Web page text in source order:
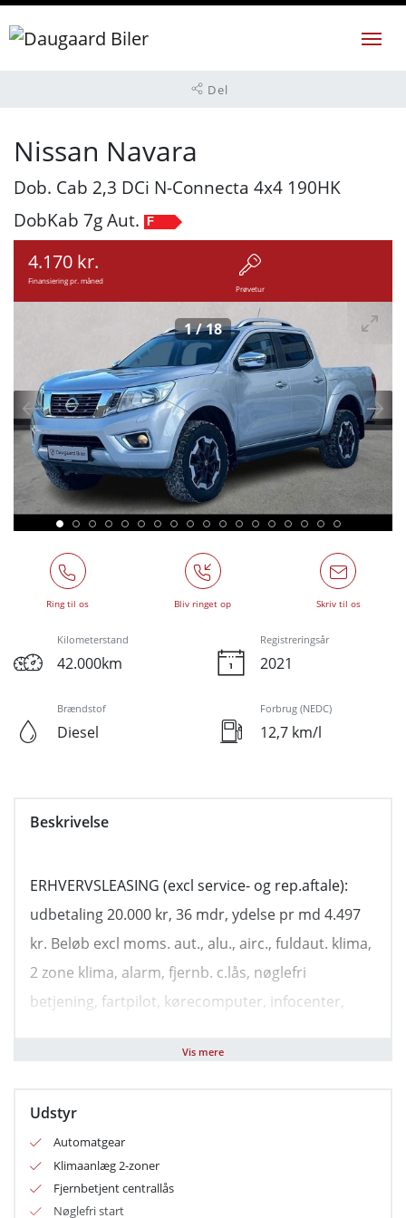
Del
Nissan Navara
Dob. Cab 2,3 DCi N-Connecta 4x4 190HK
DobKab 7g Aut. F
4.170 kr.
Finansiering pr. måned
Prøvetur
1/18
Ring til os Bliv ringet op Skriv til os
Kilometerstand
42.000km
Registreringsår
2021
Brændstof
Diesel
Forbrug (NEDC)
12,7 km/l
Beskrivelse
ERHVERVSLEASING (excl service- og rep.aftale):
udbetaling 20.000 kr, 36 mdr, ydelse pr md 4.497
kr. Beløb excl moms. aut., alu., airc., fuldaut. klima,
2 zone klima, alarm, fjernb. c.lås, nøglefri
betjening, fartpilot, kørecomputer, infocenter,
sædevarme, højdejust. førersæde, el-ruder, el-
(bag), parkeringssensor (for), automatisk
start/stop, dæktryksmåler, cd/radio, navigation,
multifunktionsrat, håndfrit til mobil, bluetooth,
musikstreaming via bluetooth, android auto,
Vis mere
Udstyr
Automatgear
Klimaanlæg 2-zoner
Fjernbetjent centrallås
Nøglefri start